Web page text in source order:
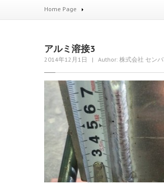
Home Page
アルミ溶接3
2014年12月1日 | Author: 株式会社 センバ